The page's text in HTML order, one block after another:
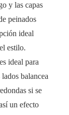
y las capas
peinados
ideal
estilo.
ideal para
balancea
si se
un efecto